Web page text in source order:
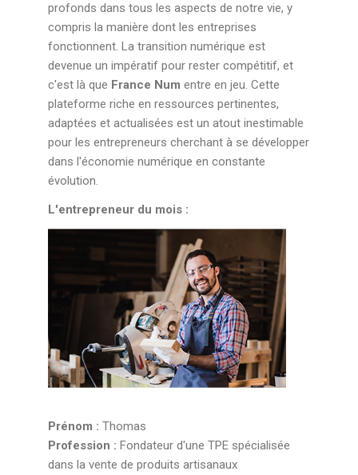
profonds dans tous les aspects de notre vie, y
compris la manière dont les entreprises
fonctionnent. La transition numérique est
devenue un impératif pour rester compétitif, et
c'est là que France Num entre en jeu. Cette
plateforme riche en ressources pertinentes,
adaptées et actualisées est un atout inestimable
pour les entrepreneurs cherchant à se développer
dans l'économie numérique en constante
évolution.
L'entrepreneur du mois :
Prénom : Thomas
Profession : Fondateur d'une TPE spécialisée
dans la vente de produits artisanaux